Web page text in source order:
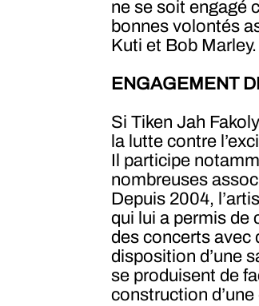
ne se soit engagé
bonnes volontés
Kuti et Bob Marley.
ENGAGEMENT
Si Tiken Jah
la lutte contre
Il participe
nombreuses
Depuis 2004,
qui lui a permis de
des concerts
disposition d’une
se produisent de
construction d’une